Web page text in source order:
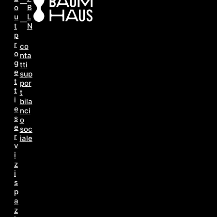
o
u
t
p
r
o
g
e
t
t
i
e
s
e
r
v
i
z
i
s
p
a
z
B
L
N
co
nta
tti
sup
por
t
bila
nci
o
soc
iale